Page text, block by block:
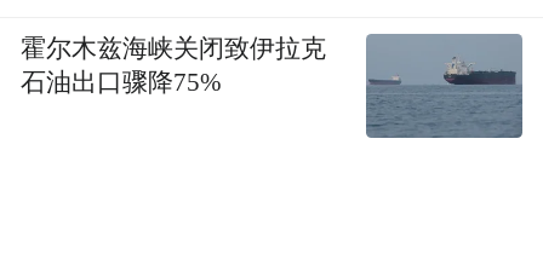
霍尔木兹海峡关闭致伊拉克
石油出口骤降75%